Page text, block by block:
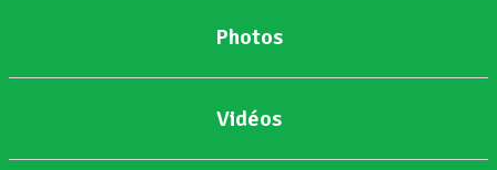
Photos
Vidéos